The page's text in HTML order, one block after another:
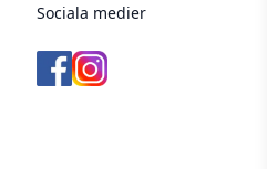
Sociala medier